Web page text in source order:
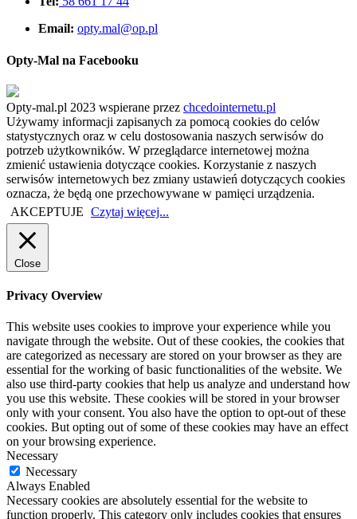
Email: opty.mal@op.pl
Opty-Mal na Facebooku
Opty-mal.pl 2023 wspierane przez chcedointernetu.pl
Używamy informacji zapisanych za pomocą cookies do celów
statystycznych oraz w celu dostosowania naszych serwisów do
potrzeb użytkowników. W przeglądarce internetowej można
zmienić ustawienia dotyczące cookies. Korzystanie z naszych
serwisów internetowych bez zmiany ustawień dotyczących cookies
oznacza, że będą one przechowywane w pamięci urządzenia.
AKCEPTUJE Czytaj więcej...
Close
Privacy Overview
This website uses cookies to improve your experience while you
navigate through the website. Out of these cookies, the cookies that
are categorized as necessary are stored on your browser as they are
essential for the working of basic functionalities of the website. We
also use third-party cookies that help us analyze and understand how
you use this website. These cookies will be stored in your browser
only with your consent. You also have the option to opt-out of these
cookies. But opting out of some of these cookies may have an effect
on your browsing experience.
Necessary
Necessary
Always Enabled
Necessary cookies are absolutely essential for the website to
function properly. This category only includes cookies that ensures